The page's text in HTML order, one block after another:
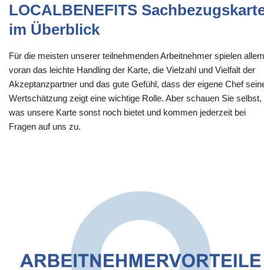
LOCALBENEFITS
im Überblick
Für die meisten unserer teilnehmenden Arbeitnehmer spielen allem
voran das leichte Handling der Karte, die Vielzahl und Vielfalt der
Akzeptanzpartner und das gute Gefühl, dass der eigene Chef
Wertschätzung zeigt eine wichtige Rolle. Aber schauen Sie selbst,
was unsere Karte sonst noch bietet und kommen jederzeit bei
Fragen auf uns zu.